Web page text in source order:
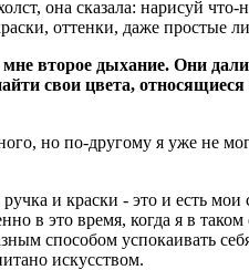
она сказала: нарисуй что-
оттенки, даже простые
второе дыхание. Они
свои цвета, относящиеся
но по-другому я уже не
и краски - это и есть
это время, когда я в таком
способом успокаивать
искусством.